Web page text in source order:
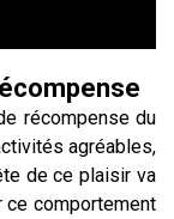
récompense du
agréables,
de ce plaisir va
ce comportement